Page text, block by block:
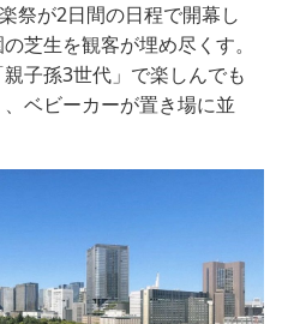
祭が2日間の日程で開幕し
芝生を観客が埋め尽くす。
子孫3世代」で楽しんでも
ベビーカーが置き場に並